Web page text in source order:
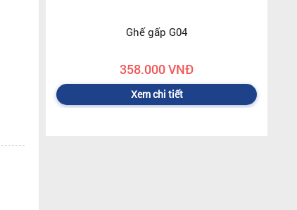
Ghế gấp G04
358.000 VNĐ
Xem chi tiết